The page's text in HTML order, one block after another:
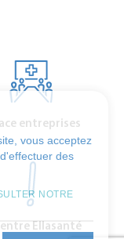
entreprises
Ellasanté
vous acceptez
des
NOTRE